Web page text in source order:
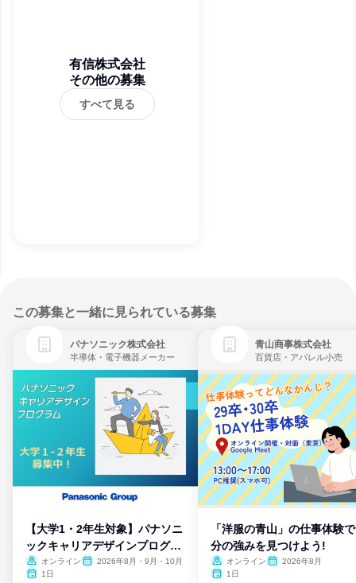
有信株式会社
その他の募集
すべて見る
この募集と一緒に見られている募集
パナソニック株式会社
半導体・電子機器メーカー
【大学1・2年生対象】パナソニ
ックキャリアデザインプログラ
ム
オンライン
2026年8月・9月・10月
1日
青山商事株式会社
百貨店・アパレル小売
「洋服の青山」の仕事体験
分の強みを見つけよう!
オンライン
2026年8月
1日